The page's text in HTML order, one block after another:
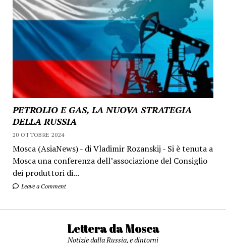
PETROLIO E GAS, LA NUOVA STRATEGIA
DELLA RUSSIA
20 OTTOBRE 2024
Mosca (AsiaNews) - di Vladimir Rozanskij - Si è tenuta a
Mosca una conferenza dell’associazione del Consiglio
dei produttori di...
Leave a Comment
Lettera da Mosca
Notizie dalla Russia, e dintorni